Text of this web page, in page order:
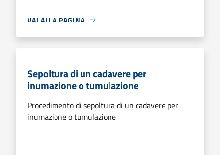
VAI ALLA PAGINA
Sepoltura di un cadavere per
inumazione o tumulazione
Procedimento di sepoltura di un cadavere per
inumazione o tumulazione